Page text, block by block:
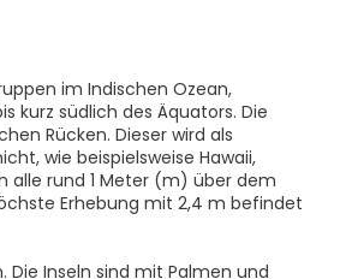
im Indischen Ozean,
kurz südlich des Äquators. Die
Rücken. Dieser wird als
wie beispielsweise Hawaii,
alle rund 1 Meter (m) über dem
Erhebung mit 2,4 m befindet
Inseln sind mit Palmen und